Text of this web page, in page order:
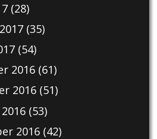
(28)
(35)
(54)
2016(61)
2016(51)
(53)
2016(42)